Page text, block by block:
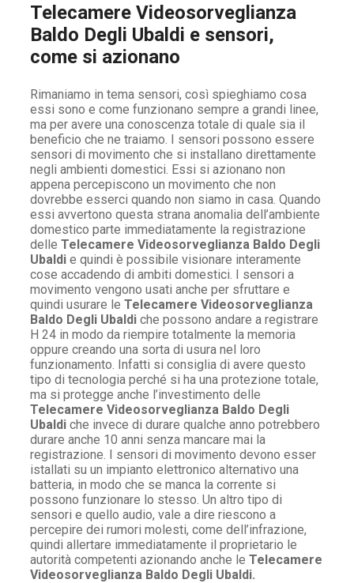
Telecamere Videosorveglianza
Baldo Degli Ubaldi e sensori,
come si azionano
Rimaniamo in tema sensori, così spieghiamo cosa
essi sono e come funzionano sempre a grandi linee,
ma per avere una conoscenza totale di quale sia il
beneficio che ne traiamo. I sensori possono essere
sensori di movimento che si installano direttamente
negli ambienti domestici. Essi si azionano non
appena percepiscono un movimento che non
dovrebbe esserci quando non siamo in casa. Quando
essi avvertono questa strana anomalia dell’ambiente
domestico parte immediatamente la registrazione
delle Telecamere Videosorveglianza Baldo Degli
Ubaldi e quindi è possibile visionare interamente
cose accadendo di ambiti domestici. I sensori a
movimento vengono usati anche per sfruttare e
quindi usurare le Telecamere Videosorveglianza
Baldo Degli Ubaldi che possono andare a registrare
H 24 in modo da riempire totalmente la memoria
oppure creando una sorta di usura nel loro
funzionamento. Infatti si consiglia di avere questo
tipo di tecnologia perché si ha una protezione totale,
ma si protegge anche l’investimento delle
Telecamere Videosorveglianza Baldo Degli
Ubaldi che invece di durare qualche anno potrebbero
durare anche 10 anni senza mancare mai la
registrazione. I sensori di movimento devono esser
istallati su un impianto elettronico alternativo una
batteria, in modo che se manca la corrente si
possono funzionare lo stesso. Un altro tipo di
sensori e quello audio, vale a dire riescono a
percepire dei rumori molesti, come dell’infrazione,
quindi allertare immediatamente il proprietario le
autorità competenti azionando anche le Telecamere
Videosorveglianza Baldo Degli Ubaldi.